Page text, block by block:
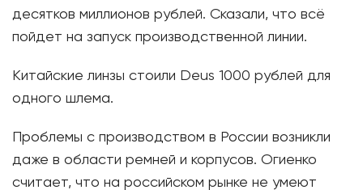
десятков миллионов рублей. Сказали, что всё
пойдет на запуск производственной линии.
Китайские линзы стоили Deus 1000 рублей для
одного шлема.
Проблемы с производством в России возникли
даже в области ремней и корпусов. Огиенко
считает, что на российском рынке не умеют